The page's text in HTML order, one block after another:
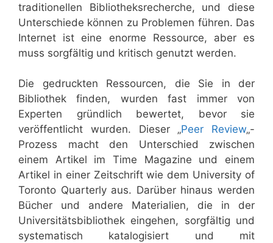
traditionellen Bibliotheksrecherche, und diese
Unterschiede können zu Problemen führen. Das
Internet ist eine enorme Ressource, aber es
muss sorgfältig und kritisch genutzt werden.
Die gedruckten Ressourcen, die Sie in der
Bibliothek finden, wurden fast immer von
Experten gründlich bewertet, bevor sie
veröffentlicht wurden. Dieser „Peer Review„-
Prozess macht den Unterschied zwischen
einem Artikel im Time Magazine und einem
Artikel in einer Zeitschrift wie dem University of
Toronto Quarterly aus. Darüber hinaus werden
Bücher und andere Materialien, die in der
Universitätsbibliothek eingehen, sorgfältig und
systematisch katalogisiert und mit